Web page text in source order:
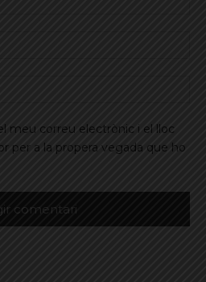
meu correu electrònic i el lloc
per a la propera vegada que ho